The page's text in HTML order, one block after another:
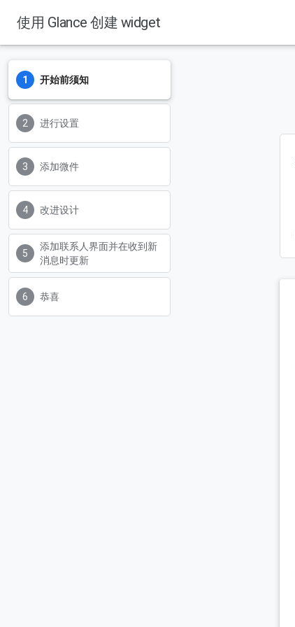
使用 Glance 创建 widget
开始前须知
进行设置
添加微件
改进设计
添加联系人界面并在收到新
消息时更新
恭喜